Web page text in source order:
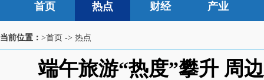
首页 热点 财经 产业
当前位置： >首页 -> 热点
端午旅游“热度”攀升 周